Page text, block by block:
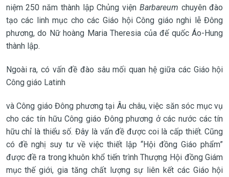
niệm 250 năm thành lập Chủng viện Barbareum chuyên đào
tạo các linh mục cho các Giáo hội Công giáo nghi lễ Đông
phương, do Nữ hoàng Maria Theresia của đế quốc Áo-Hung
thành lập.
Ngoài ra, có vấn đề đào sâu mối quan hệ giữa các Giáo hội
Công giáo Latinh
và Công giáo Đông phương tại Âu châu, việc săn sóc mục vụ
cho các tín hữu Công giáo Đông phương ở các nước các tín
hữu chỉ là thiểu số. Đây là vấn đề được coi là cấp thiết. Cũng
có đề nghị suy tư về việc thiết lập “Hội đồng Giáo phẩm”
được đề ra trong khuôn khổ tiến trình Thượng Hội đồng Giám
mục thế giới, gia tăng chất lượng sự liên kết các Giáo hội